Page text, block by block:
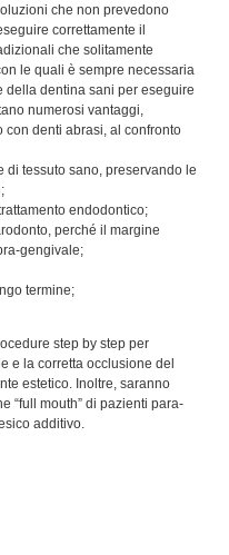
che non prevedono
correttamente il
che solitamente
le quali è sempre necessaria
della dentina sani per eseguire
numerosi vantaggi,
denti abrasi, al confronto
di tessuto sano, preservando le
endodontico;
perché il margine
gengivale;
termine;
step by step per
e la corretta occlusione del
estetico. Inoltre, saranno
“full mouth” di pazienti para-
additivo.